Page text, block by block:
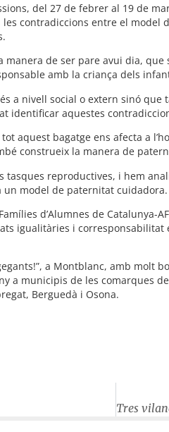
del 27 de febrer al 19 de
contradiccions entre el model
de ser pare avui dia, que
amb la criança dels
a nivell social o extern sinó que
aquestes
aquest bagatge ens afecta a
construeix la manera de
reproductives, i hem
un model de paternitat cuidadora.
d’Alumnes de Catalunya-
igualitàries i corresponsabilitat
a Montblanc, amb molt
municipis de les comarques de
Berguedà i Osona.